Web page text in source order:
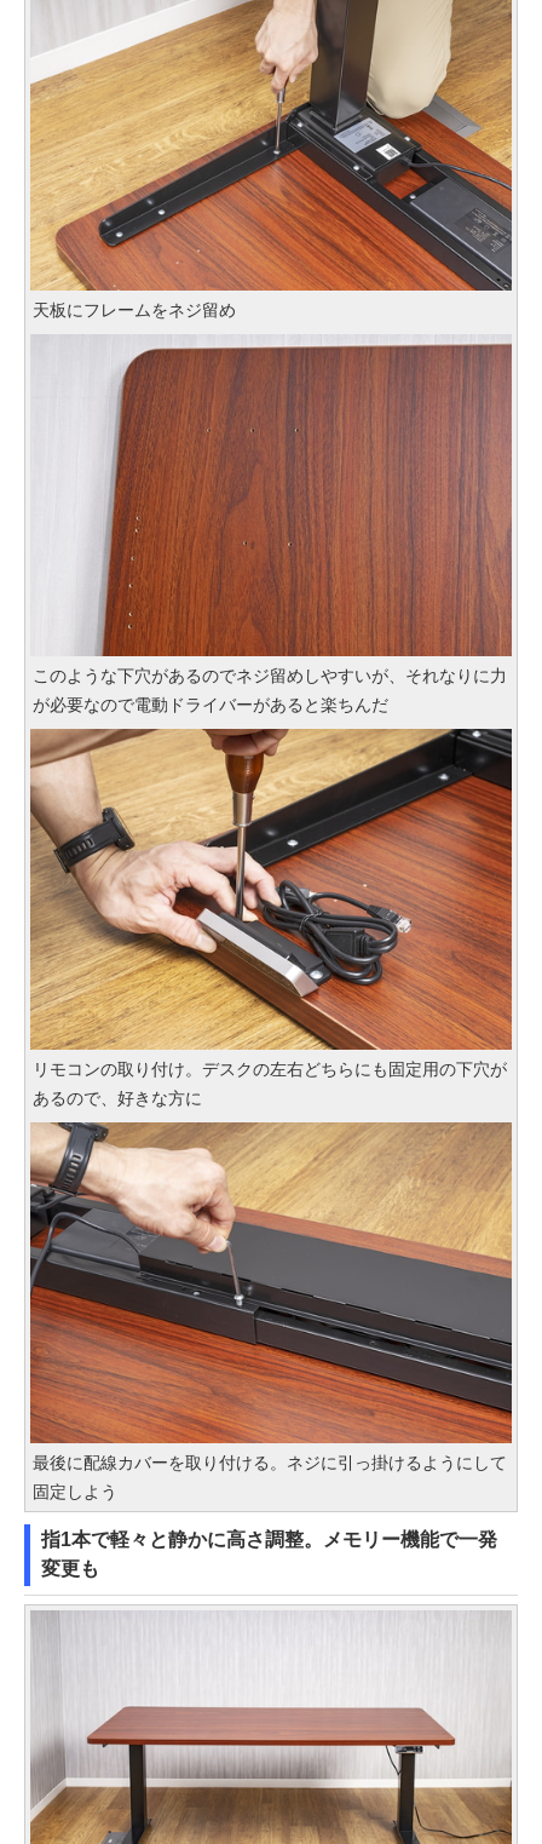
天板にフレームをネジ留め
このような下穴があるのでネジ留めしやすいが、それなりに力
が必要なので電動ドライバーがあると楽ちんだ
リモコンの取り付け。デスクの左右どちらにも固定用の下穴が
あるので、好きな方に
最後に配線カバーを取り付ける。ネジに引っ掛けるようにして
固定しよう
指1本で軽々と静かに高さ調整。メモリー機能で一発
変更も